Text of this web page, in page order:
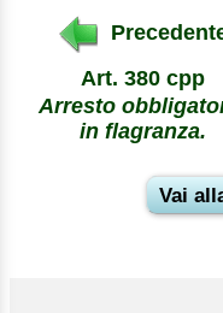
Art. 380 cpp
Arresto
in flagranza.
Vai